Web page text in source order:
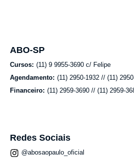
ABO-SP
Cursos: (11) 9 9955-3690 c/ Felipe
Agendamento: (11) 2950-1932 // (11)
Financeiro: (11) 2959-3690 // (11) 2959-
Redes Sociais
@abosaopaulo_oficial